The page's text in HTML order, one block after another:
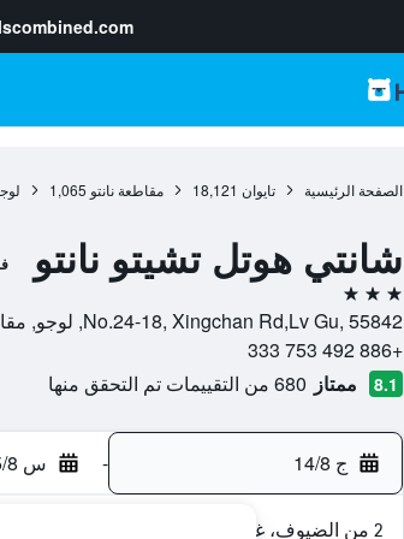
الصفحة الرئيسية تايوان 18,121 مقاطعة نانتو 1,065
شانتي هوتل تشيتو نانتو
3 نجوم
No.24-18, Xingchan Rd,Lv Gu, 55842, لوجو, مقاطعة نانتو, تايوان
+886 492 753 333
8.1 ممتاز 680 من التقييمات تم التحقق منها
ج 14/8 - س 15/8
2 من الضيوف، غرفة واحدة